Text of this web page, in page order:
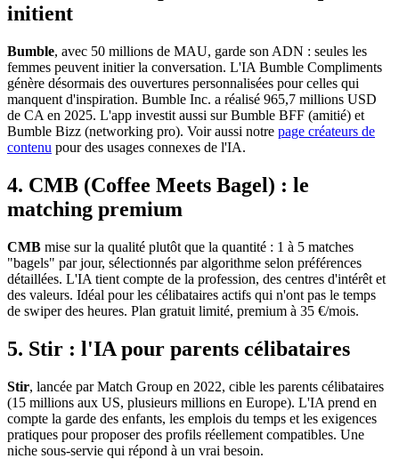
initient
Bumble, avec 50 millions de MAU, garde son ADN : seules les
femmes peuvent initier la conversation. L'IA Bumble Compliments
génère désormais des ouvertures personnalisées pour celles qui
manquent d'inspiration. Bumble Inc. a réalisé 965,7 millions USD
de CA en 2025. L'app investit aussi sur Bumble BFF (amitié) et
Bumble Bizz (networking pro). Voir aussi notre page créateurs de
contenu pour des usages connexes de l'IA.
4. CMB (Coffee Meets Bagel) : le
matching premium
CMB mise sur la qualité plutôt que la quantité : 1 à 5 matches
"bagels" par jour, sélectionnés par algorithme selon préférences
détaillées. L'IA tient compte de la profession, des centres d'intérêt et
des valeurs. Idéal pour les célibataires actifs qui n'ont pas le temps
de swiper des heures. Plan gratuit limité, premium à 35 €/mois.
5. Stir : l'IA pour parents célibataires
Stir, lancée par Match Group en 2022, cible les parents célibataires
(15 millions aux US, plusieurs millions en Europe). L'IA prend en
compte la garde des enfants, les emplois du temps et les exigences
pratiques pour proposer des profils réellement compatibles. Une
niche sous-servie qui répond à un vrai besoin.